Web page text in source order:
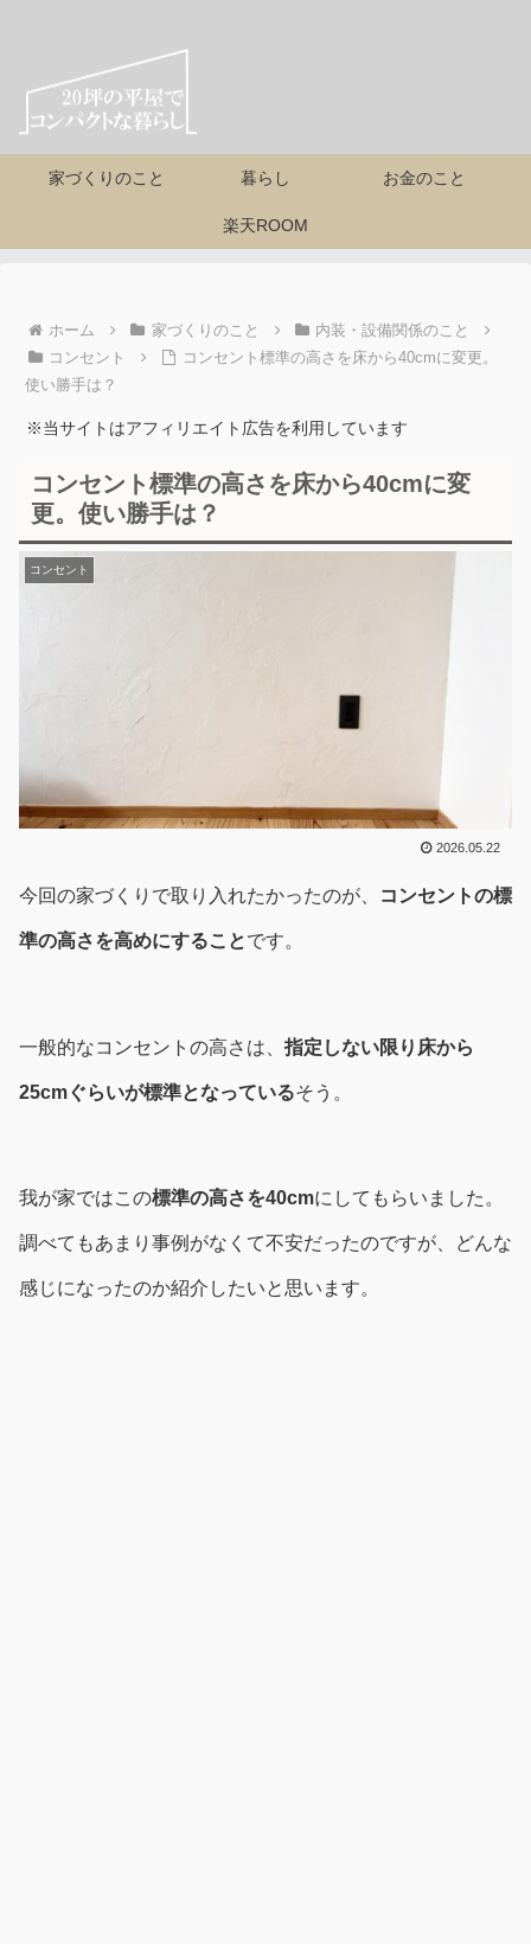
家づくりのこと 暮らし お金のこと
楽天ROOM
ホーム 家づくりのこと
内装・設備関係のこと
コンセント
コンセント標準の高さを床から40cmに変更。
使い勝手は？
※当サイトはアフィリエイト広告を利用しています
コンセント標準の高さを床から40cmに変
更。使い勝手は？
コンセント
2026.05.22
今回の家づくりで取り入れたかったのが、 コンセントの標
準の高さを高めにすることです。
一般的なコンセントの高さは、 指定しない限り床から
25cmぐらいが標準となっているそう。
我が家ではこの標準の高さを40cmにしてもらいました。
調べてもあまり事例がなくて不安だったのですが、どんな
感じになったのか紹介したいと思います。